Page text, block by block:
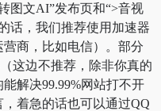
图文AI”发布页和“>音视
话，我们推荐使用加速器
营商，比如电信）。部分
这边不推荐，除非你真的
解决99.99%网站打不开
着急的话也可以通过QQ